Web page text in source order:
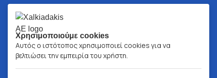
Χρησιμοποιούμε cookies
Αυτός ο ιστότοπος χρησιμοποιεί cookies για να
βελτιώσει την εμπειρία του χρήστη.